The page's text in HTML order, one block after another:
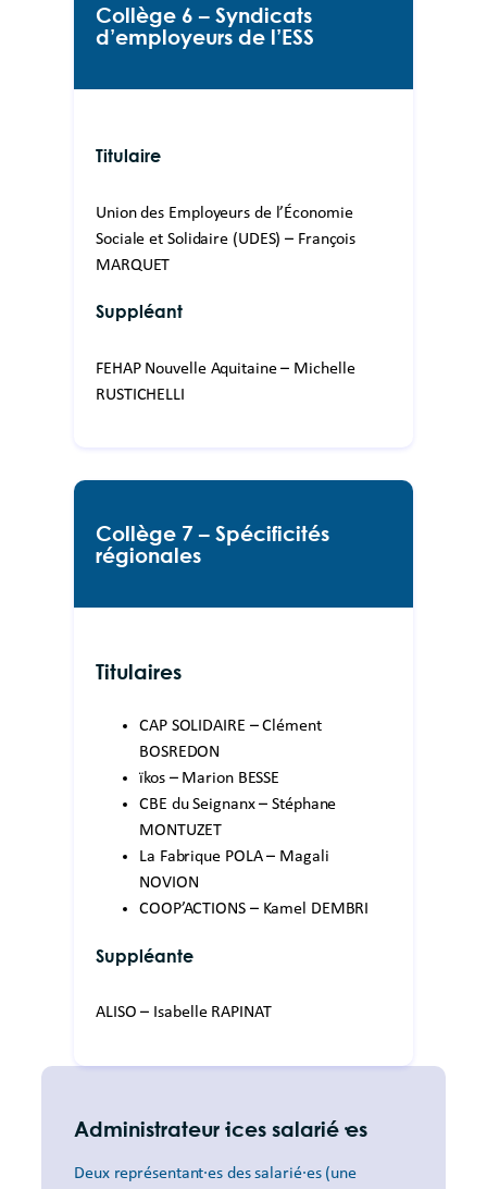
Collège 6 – Syndicats
d’employeurs de l’ESS
Titulaire
Union des Employeurs de l’Économie
Sociale et Solidaire (UDES) – François
MARQUET
Suppléant
FEHAP Nouvelle Aquitaine – Michelle
RUSTICHELLI
Collège 7 – Spécificités
régionales
Titulaires
CAP SOLIDAIRE – Clément
BOSREDON
ïkos – Marion BESSE
CBE du Seignanx – Stéphane
MONTUZET
La Fabrique POLA – Magali
NOVION
COOP’ACTIONS – Kamel DEMBRI
Suppléante
ALISO – Isabelle RAPINAT
Administrateur·ices salarié·es
Deux représentant·es des salarié·es (une